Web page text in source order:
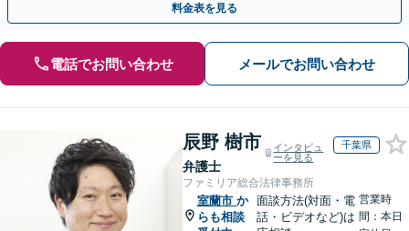
料金表を見る
電話でお問い合わせ メールでお問い合わせ
辰野 樹市
弁護士
インタビュ
ーを見る
千葉県
ファミリア総合法律事務所
室蘭市 か
らも相談
面談方法(対面・電
話・ビデオなど)は
営業時
間：本日